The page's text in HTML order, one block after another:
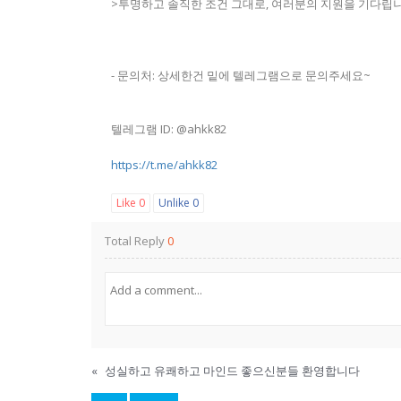
>투명하고 솔직한 조건 그대로, 여러분의 지원을 기다립
- 문의처: 상세한건 밑에 텔레그램으로 문의주세요~
텔레그램 ID: @ahkk82
https://t.me/ahkk82
Like 0 Unlike 0
Total Reply0
« 성실하고 유쾌하고 마인드 좋으신분들 환영합니다